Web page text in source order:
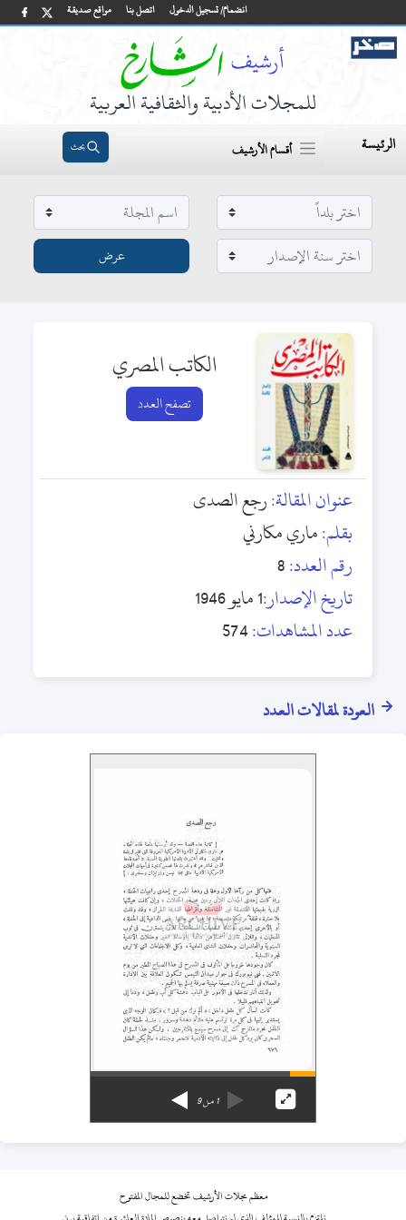
مواقع صديقة اتصل بنا انضمام/ تسجيل الدخول
للمجلات الأدبية والثقافية العربية
الرئيسة أقسام الأرشيف بحث
الكاتب المصري
تصفح العدد
عنوان المقالة:رجع الصدى
بقلم:ماري مكارني
رقم العدد:8
تاريخ الإصدار:1 مايو 1946
عدد المشاهدات:574
العودة لمقالات العدد
1من9
معظم مجلات الأرشيف تخضع للمجال المفتوح